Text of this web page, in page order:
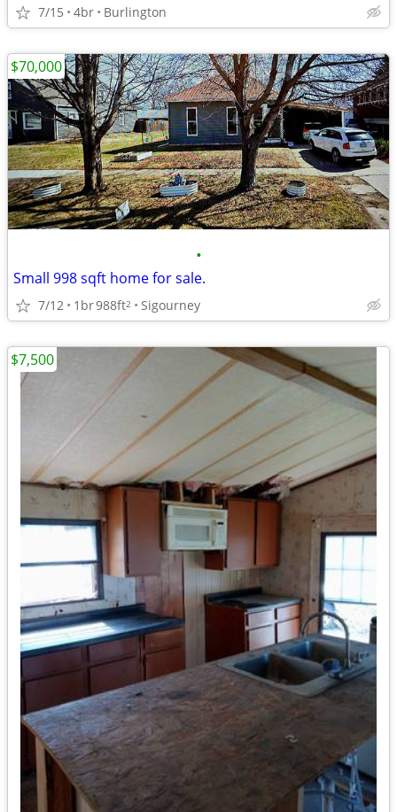
7/15 4br Burlington
•
Small 998 sqft home for sale.
7/12 1br988ft2 Sigourney
$70,000
$7,500